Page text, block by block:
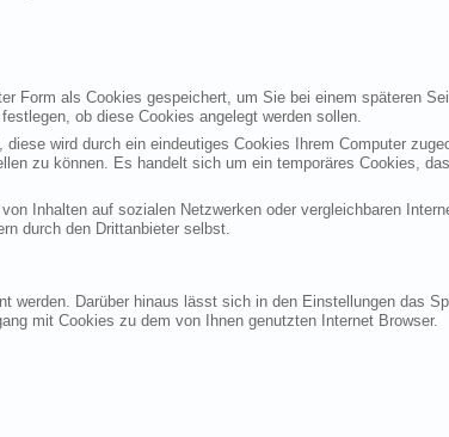
Form als Cookies gespeichert, um Sie bei einem späteren
ob diese Cookies angelegt werden sollen.
wird durch ein eindeutiges Cookies Ihrem Computer
zu können. Es handelt sich um ein temporäres Cookies,
Inhalten auf sozialen Netzwerken oder vergleichbaren
durch den Drittanbieter selbst.
Darüber hinaus lässt sich in den Einstellungen das
mit Cookies zu dem von Ihnen genutzten Internet Browser.